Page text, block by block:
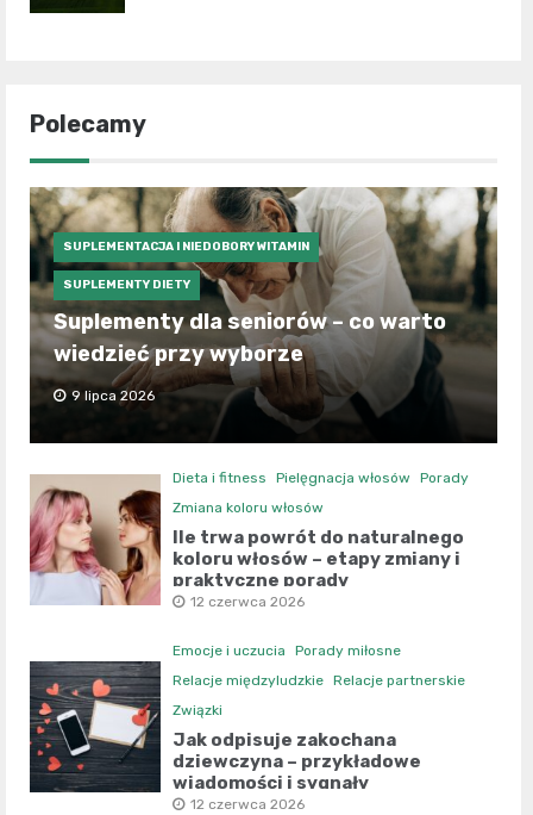
Polecamy
SUPLEMENTACJA I NIEDOBORY WITAMIN
SUPLEMENTY DIETY
Suplementy dla seniorów – co warto
wiedzieć przy wyborze
9 lipca 2026
Dieta i fitness Pielęgnacja włosów
Porady
Zmiana koloru włosów
Ile trwa powrót do naturalnego
koloru włosów – etapy zmiany i
praktyczne porady
12 czerwca 2026
Emocje i uczucia
Porady miłosne
Relacje międzyludzkie Relacje partnerskie
Związki
Jak odpisuje zakochana
dziewczyna – przykładowe
wiadomości i sygnały
12 czerwca 2026